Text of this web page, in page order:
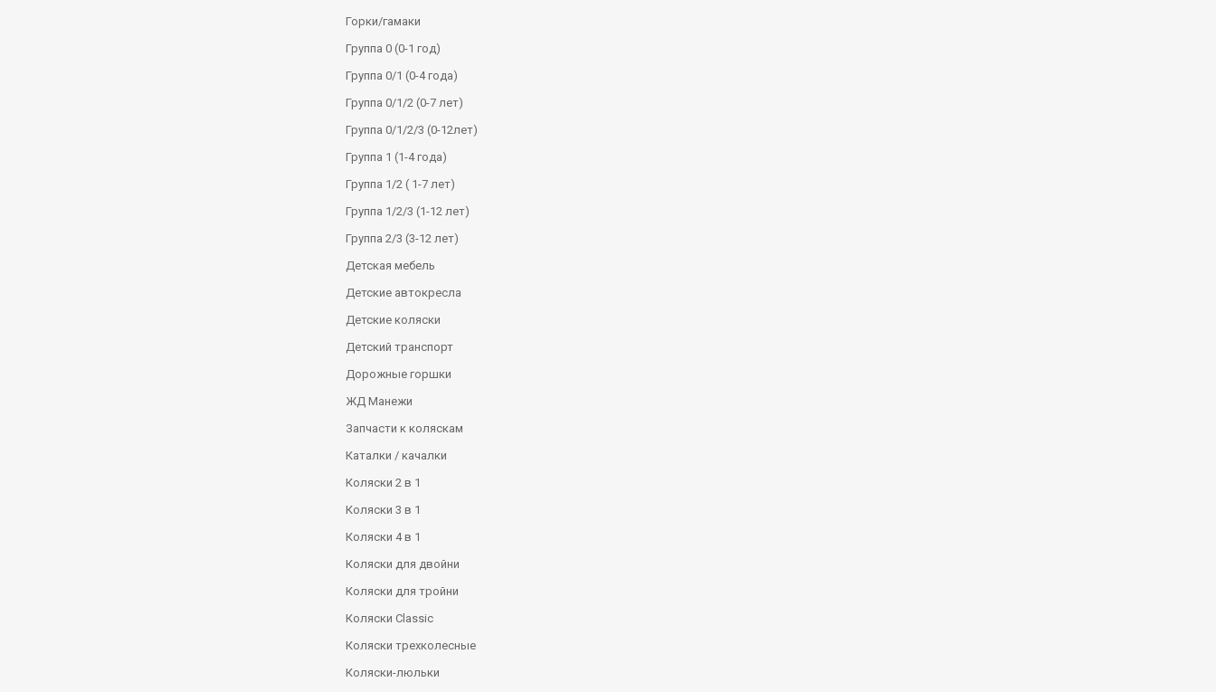
Горки/гамаки
Группа 0 (0-1 год)
Группа 0/1 (0-4 года)
Группа 0/1/2 (0-7 лет)
Группа 0/1/2/3 (0-12лет)
Группа 1 (1-4 года)
Группа 1/2 ( 1-7 лет)
Группа 1/2/3 (1-12 лет)
Группа 2/3 (3-12 лет)
Детская мебель
Детские автокресла
Детские коляски
Детский транспорт
Дорожные горшки
ЖД Манежи
Запчасти к коляскам
Каталки / качалки
Коляски 2 в 1
Коляски 3 в 1
Коляски 4 в 1
Коляски для двойни
Коляски для тройни
Коляски Сlassic
Коляски трехколесные
Коляски-люльки